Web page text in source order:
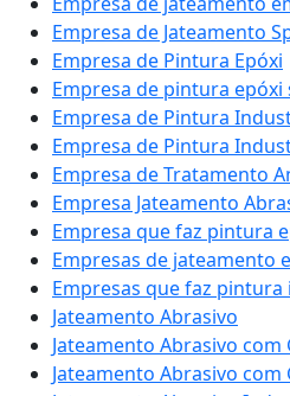
Empresa de Jateamento
Empresa de Pintura Epóxi
Empresa de pintura epóxi
Empresa de Pintura
Empresa de Pintura
Empresa de Tratamento
Empresa Jateamento
Empresa que faz pintura
Empresas de jateamento
Empresas que faz
Jateamento Abrasivo
Jateamento Abrasivo com
Jateamento Abrasivo com